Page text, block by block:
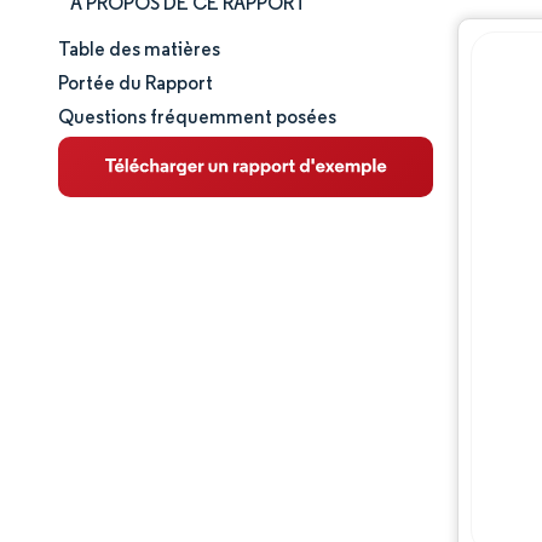
Taille et part de marché
Analyse du marché
Tendances et perspectives
Table des matières
Portée du Rapport
Questions fréquemment posées